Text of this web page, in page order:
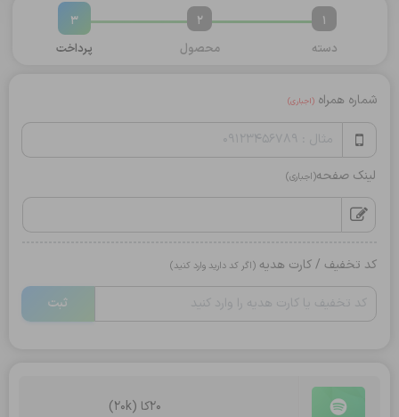
1
دسته
2
محصول
3
پرداخت
شماره همراه(اجباری)
لینک صفحه(اجباری)
کد تخفیف / کارت هدیه(اگر کد دارید وارد کنید)
ثبت
20کا (20k)